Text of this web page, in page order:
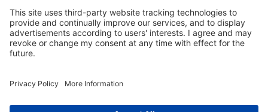
Z libellą poziomą i pionową